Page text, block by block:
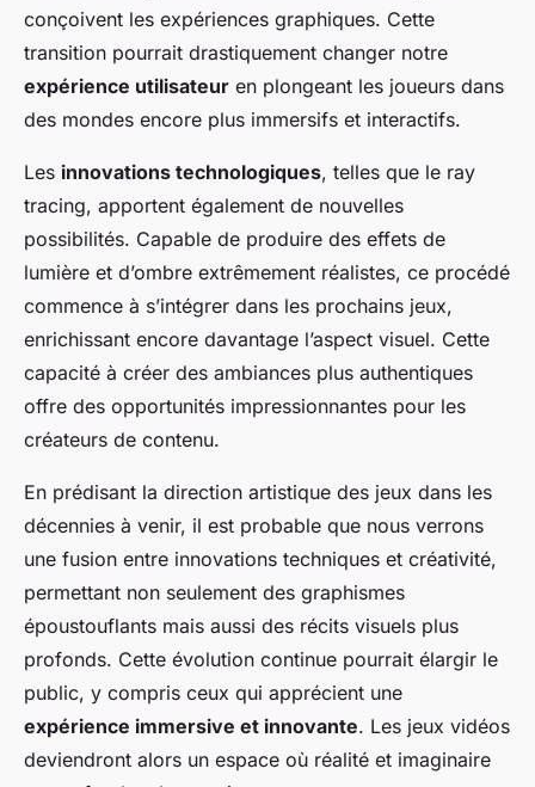
conçoivent les expériences graphiques. Cette
transition pourrait drastiquement changer notre
expérience utilisateur en plongeant les joueurs dans
des mondes encore plus immersifs et interactifs.
Les innovations technologiques, telles que le ray
tracing, apportent également de nouvelles
possibilités. Capable de produire des effets de
lumière et d’ombre extrêmement réalistes, ce procédé
commence à s’intégrer dans les prochains jeux,
enrichissant encore davantage l’aspect visuel. Cette
capacité à créer des ambiances plus authentiques
offre des opportunités impressionnantes pour les
créateurs de contenu.
En prédisant la direction artistique des jeux dans les
décennies à venir, il est probable que nous verrons
une fusion entre innovations techniques et créativité,
permettant non seulement des graphismes
époustouflants mais aussi des récits visuels plus
profonds. Cette évolution continue pourrait élargir le
public, y compris ceux qui apprécient une
expérience immersive et innovante. Les jeux vidéos
deviendront alors un espace où réalité et imaginaire